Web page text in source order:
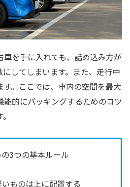
を手に入れても、詰め込み方が
してしまいます。また、走行中
。ここでは、車内の空間を最大
的にパッキングするためのコツ
3つの基本ルール
ものは上に配置する